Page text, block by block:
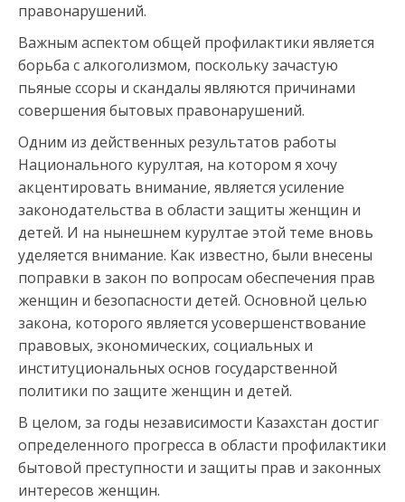
правонарушений.
Важным аспектом общей профилактики является
борьба с алкоголизмом, поскольку зачастую
пьяные ссоры и скандалы являются причинами
совершения бытовых правонарушений.
Одним из действенных результатов работы
Национального курултая, на котором я хочу
акцентировать внимание, является усиление
законодательства в области защиты женщин и
детей. И на нынешнем курултае этой теме вновь
уделяется внимание. Как известно, были внесены
поправки в закон по вопросам обеспечения прав
женщин и безопасности детей. Основной целью
закона, которого является усовершенствование
правовых, экономических, социальных и
институциональных основ государственной
политики по защите женщин и детей.
В целом, за годы независимости Казахстан достиг
определенного прогресса в области профилактики
бытовой преступности и защиты прав и законных
интересов женщин.